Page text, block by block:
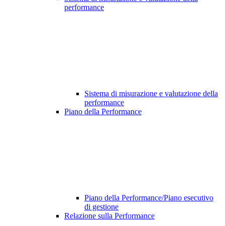
performance
Sistema di misurazione e valutazione della
performance
Piano della Performance
Piano della Performance/Piano esecutivo
di gestione
Relazione sulla Performance